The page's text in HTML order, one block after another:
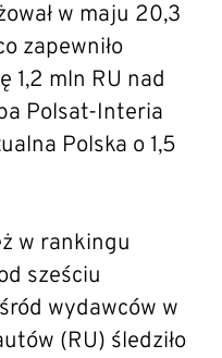
w maju 20,3
zapewniło
1,2 mln RU nad
Polsat-Interia
Polska o 1,5
w rankingu
sześciu
wydawców w
(RU) śledziło